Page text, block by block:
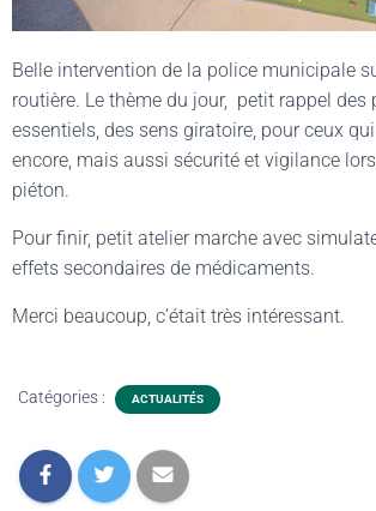
Belle intervention de la police municipale
routière. Le thème du jour, petit rappel des
essentiels, des sens giratoire, pour ceux
encore, mais aussi sécurité et vigilance
piéton.
Pour finir, petit atelier marche avec
effets secondaires de médicaments.
Merci beaucoup, c’était très intéressant.
Catégories : ACTUALITÉS